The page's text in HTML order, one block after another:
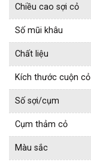
Chiều cao sợi cỏ
Số mũi khâu
Chất liệu
Kích thước cuộn cỏ
Số sợi/cụm
Cụm thảm cỏ
Màu sắc